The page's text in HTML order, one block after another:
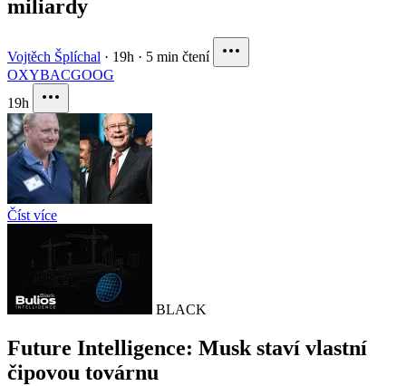
miliardy
Vojtěch Šplíchal · 19h · 5 min čtení
OXYBACGOOG
19h
Číst více
BLACK
Future Intelligence: Musk staví vlastní
čipovou továrnu